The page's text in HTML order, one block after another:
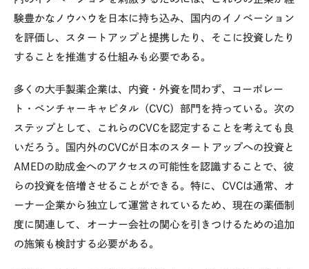
験豊かなノウハウを日本に持ち込み、国内のイノベーション
を評価し、スタートアップと提携したり、そこに投資したり
することを推進する仕組みも必要である。
多くの大手製薬企業は、内資・外資を問わず、コーポレー
ト・ベンチャーキャピタル（CVC）部門を持っている。次の
ステップとして、これらのCVCを認定することを考えても良
いだろう。国内外のCVCが日本のスタートアップへの投資と
AMEDの助成金へのアクセスの可能性を認識することで、彼
らの投資を倍増させることができる。特に、CVCは通常、オ
ーナー企業から独立して運営されているため、現在の薬価制
度に関連して、オーナー会社の関心を引きつけるための追加
の施策も検討する必要がある。